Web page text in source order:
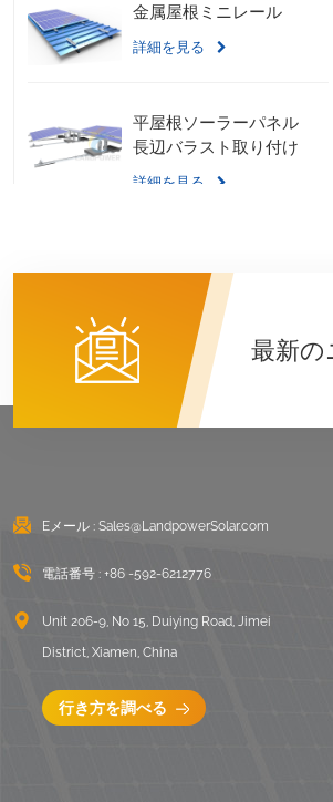
金属屋根ミニレール
詳細を見る
平屋根ソーラーパネル
長辺バラスト取り付け
詳細を見る
金属屋根 U クランプ取
り付けシステム
詳細を見る
東西陸屋根バラスト架
台
波形屋根ロングレール
バラスト陸屋根取付架
詳細を見る
最新の
Eメール : Sales@LandpowerSolar.com
電話番号 : +86 -592-6212776
Unit 206-9, No 15, Duiying Road, Jimei
District, Xiamen, China
行き方を調べる